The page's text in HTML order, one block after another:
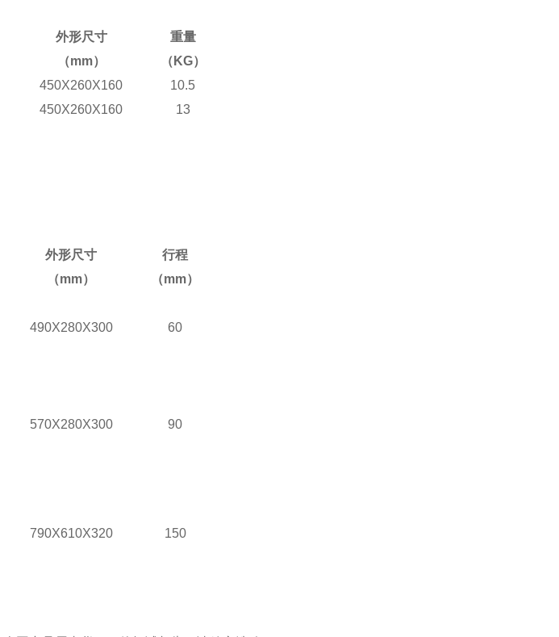
外形尺寸
（mm）
重量
（KG）
450X260X160
10.5
450X260X160 13
外形尺寸
（mm）
行程
（mm）
490X280X300
60
570X280X300 90
790X610X320 150